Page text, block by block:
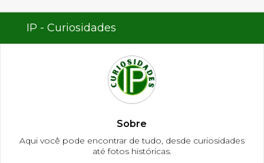
IP - Curiosidades
Sobre
Aqui você pode encontrar de tudo, desde curiosidades
até fotos históricas.